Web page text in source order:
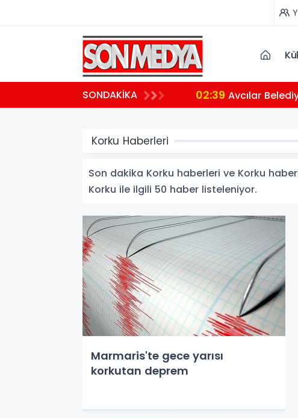
SONDAKİKA 02:39 Avcılar
Korku Haberleri
Son dakika Korku haberleri ve Korku
Korku ile ilgili 50 haber listeleniyor.
Marmaris'te gece yarısı
korkutan deprem